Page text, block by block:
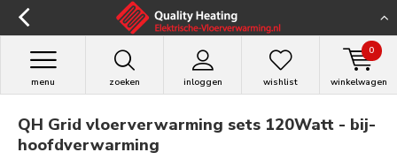
zoeken inloggen
menu wishlist winkelwagen
0
QH Grid vloerverwarming sets 120Watt - bij-
hoofdverwarming